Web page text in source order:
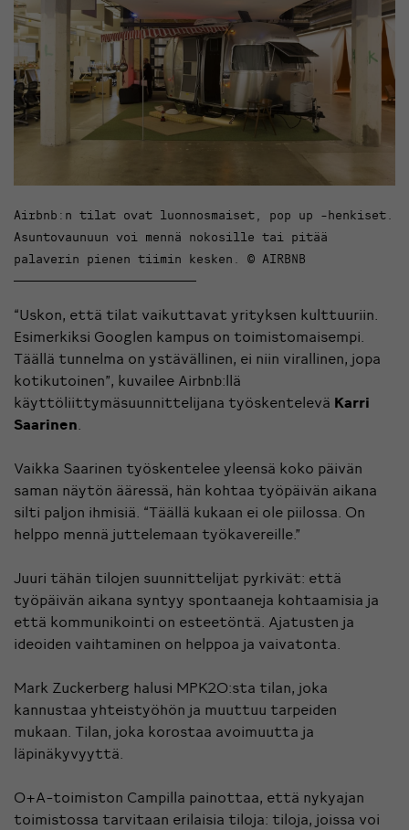
Airbnb:n tilat ovat luonnosmaiset, pop up -henkiset.
Asuntovaunuun voi mennä nokosille tai pitää
palaverin pienen tiimin kesken. © AIRBNB
“Uskon, että tilat vaikuttavat yrityksen kulttuuriin.
Esimerkiksi Googlen kampus on toimistomaisempi.
Täällä tunnelma on ystävällinen, ei niin virallinen, jopa
kotikutoinen”, kuvailee Airbnb:llä
käyttöliittymäsuunnittelijana työskentelevä Karri
Saarinen
Vaikka Saarinen työskentelee yleensä koko päivän
saman näytön ääressä, hän kohtaa työpäivän aikana
silti paljon ihmisiä. “Täällä kukaan ei ole piilossa. On
helppo mennä juttelemaan työkavereille.”
Juuri tähän tilojen suunnittelijat pyrkivät: että
työpäivän aikana syntyy spontaaneja kohtaamisia ja
että kommunikointi on esteetöntä. Ajatusten ja
ideoiden vaihtaminen on helppoa ja vaivatonta.
Mark Zuckerberg halusi MPK20:sta tilan, joka
kannustaa yhteistyöhön ja muuttuu tarpeiden
mukaan. Tilan, joka korostaa avoimuutta ja
läpinäkyvyyttä.
O+A-toimiston Campilla painottaa, että nykyajan
toimistossa tarvitaan erilaisia tiloja: tiloja, joissa voi